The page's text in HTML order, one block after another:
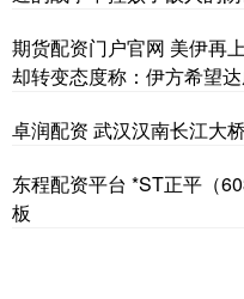
期货配资门户官网 美伊再
却转变态度称：伊方希望
卓润配资 武汉汉南长江大
东程配资平台 *ST正平（
板